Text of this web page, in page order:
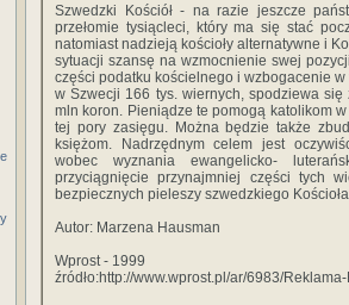
Szwedzki Kościół - na razie jeszcze
przełomie tysiącleci, który ma się stać
natomiast nadzieją kościoły alternatywne i
sytuacji szansę na wzmocnienie swej
części podatku kościelnego i wzbogacenie
w Szwecji 166 tys. wiernych, spodziewa
mln koron. Pieniądze te pomogą katolikom
tej pory zasięgu. Można będzie także
księżom. Nadrzędnym celem jest
wobec wyznania ewangelicko-
przyciągnięcie przynajmniej części tych
bezpiecznych pieleszy szwedzkiego
Autor: Marzena Hausman
Wprost - 1999
źródło:http://www.wprost.pl/ar/6983/